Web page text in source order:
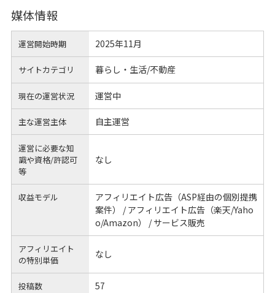
媒体情報
運営開始時期 2025年11月
サイトカテゴリ 暮らし・生活/不動産
現在の運営状況 運営中
主な運営主体 自主運営
運営に必要な知
識や資格/許認可
等
なし
収益モデル
アフィリエイト広告（ASP経由の個別提携
案件） / アフィリエイト広告（楽天/Yaho
o/Amazon） / サービス販売
アフィリエイト
の特別単価 なし
投稿数 57